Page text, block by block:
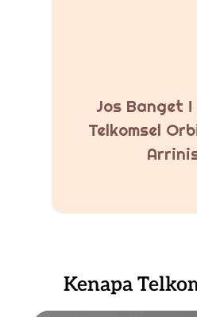
Jos Banget
Telkomsel
Kenapa